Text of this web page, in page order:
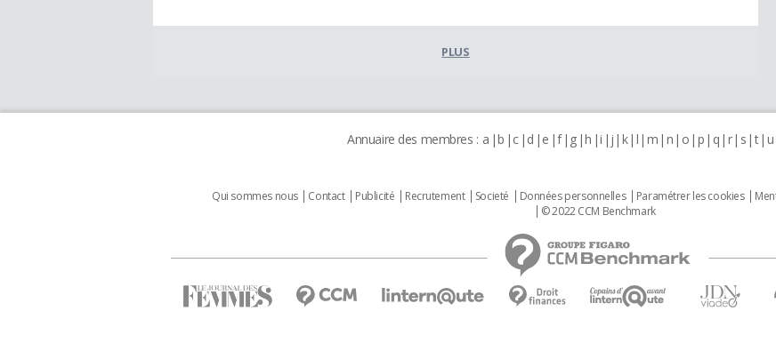
PLUS
Annuaire des membres : a b c d e f g h i j k l m n o p q r s t u
Qui sommes nous Contact Publicité Recrutement Societé Données personnelles Paramétrer les cookies
© 2022 CCM Benchmark